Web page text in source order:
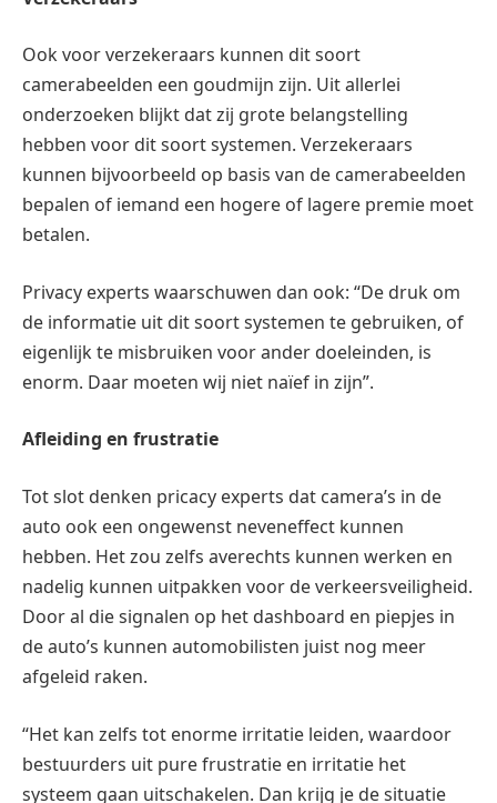
Ook voor verzekeraars kunnen dit soort
camerabeelden een goudmijn zijn. Uit allerlei
onderzoeken blijkt dat zij grote belangstelling
hebben voor dit soort systemen. Verzekeraars
kunnen bijvoorbeeld op basis van de camerabeelden
bepalen of iemand een hogere of lagere premie moet
betalen.
Privacy experts waarschuwen dan ook: “De druk om
de informatie uit dit soort systemen te gebruiken, of
eigenlijk te misbruiken voor ander doeleinden, is
enorm. Daar moeten wij niet naïef in zijn”.
Afleiding en frustratie
Tot slot denken pricacy experts dat camera’s in de
auto ook een ongewenst neveneffect kunnen
hebben. Het zou zelfs averechts kunnen werken en
nadelig kunnen uitpakken voor de verkeersveiligheid.
Door al die signalen op het dashboard en piepjes in
de auto’s kunnen automobilisten juist nog meer
afgeleid raken.
“Het kan zelfs tot enorme irritatie leiden, waardoor
bestuurders uit pure frustratie en irritatie het
systeem gaan uitschakelen. Dan krijg je de situatie